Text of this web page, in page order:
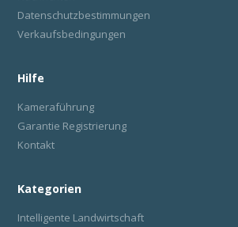
Datenschutzbestimmungen
Verkaufsbedingungen
Hilfe
Kameraführung
Garantie Registrierung
Kontakt
Kategorien
Intelligente Landwirtschaft